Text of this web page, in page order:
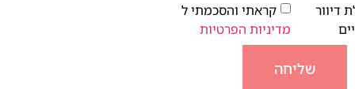
דיוור
קראתי והסכמתי ל
מדיניות הפרטיות
שליחה